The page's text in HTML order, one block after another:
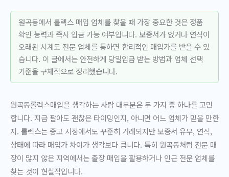
원곡동에서 롤렉스 매입 업체를 찾을 때 가장 중요한 것은 정품
확인 능력과 즉시 입금 가능 여부입니다. 보증서가 없거나 연식이
오래된 시계도 전문 업체를 통하면 합리적인 매입가를 받을 수 있
습니다. 이 글에서는 안전하게 당일입금 받는 방법과 업체 선택
기준을 구체적으로 정리했습니다.
원곡동롤렉스매입을 생각하는 사람 대부분은 두 가지 중 하나를 고민
합니다. 지금 팔아도 괜찮은 타이밍인지, 아니면 어느 업체가 믿을 만한
지. 롤렉스는 중고 시장에서도 꾸준히 거래되지만 보증서 유무, 연식,
상태에 따라 매입가 차이가 생각보다 큽니다. 특히 원곡동처럼 전문 매
장이 많지 않은 지역에서는 출장 매입을 활용하거나 인근 전문 업체를
찾는 것이 현실적입니다.